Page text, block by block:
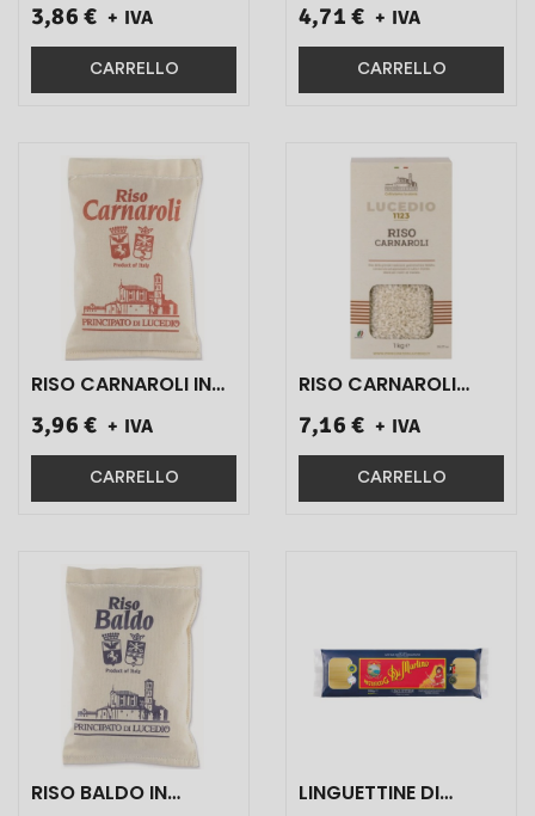
250 GR 1 PZ}
3,86 € + IVA
CARRELLO
SCATOLA ART.0033
250 GR 1 PZ}
4,71 € + IVA
CARRELLO
RISO CARNAROLI IN
ART.0122 500 GR 1
PZ}
3,96 € + IVA
CARRELLO
RISO CARNAROLI
PZ}
7,16 € + IVA
CARRELLO
RISO BALDO IN
LINGUETTINE DI